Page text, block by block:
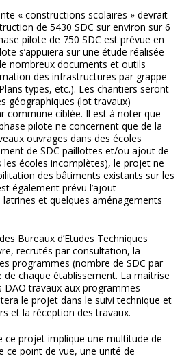
« constructions scolaires » devrait
de 5430 SDC sur environ sur 6
pilote de 750 SDC est prévue en
s’appuiera sur une étude réalisée
nombreux documents et outils
des infrastructures par grappe
types, etc.). Les chantiers seront
géographiques (lot travaux)
commune ciblée. Il est à noter que
pilote ne concernent que de la
ouvrages dans des écoles
de SDC paillottes et/ou ajout de
les écoles incomplètes), le projet ne
des bâtiments existants sur les
également prévu l’ajout
latrines et quelques aménagements
Bureaux d’Etudes Techniques
recrutés par consultation, la
programmes (nombre de SDC par
de chaque établissement. La maitrise
DAO travaux aux programmes
le projet dans le suivi technique et
et la réception des travaux.
ce projet implique une multitude de
ce point de vue, une unité de